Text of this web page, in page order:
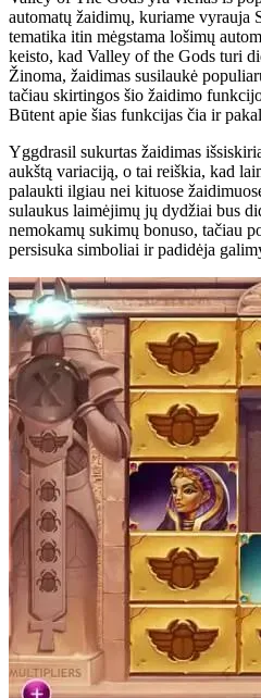
automatų žaidimų, kuriame vyrauja
tematika itin mėgstama lošimų
keisto, kad Valley of the Gods turi
Žinoma, žaidimas susilaukė
tačiau skirtingos šio žaidimo
Būtent apie šias funkcijas čia ir
Yggdrasil sukurtas žaidimas
aukštą variaciją, o tai reiškia, kad
palaukti ilgiau nei kituose
sulaukus laimėjimų jų dydžiai bus
nemokamų sukimų bonuso, tačiau
persisuka simboliai ir padidėja